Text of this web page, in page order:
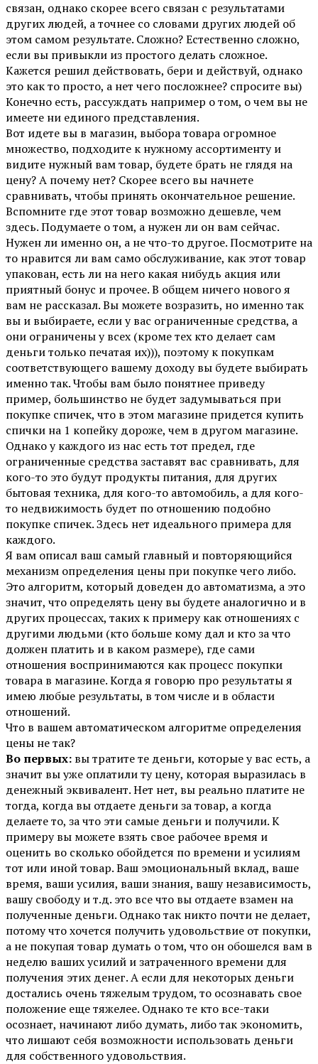
связан, однако скорее всего связан с результатами
других людей, а точнее со словами других людей об
этом самом результате. Сложно? Естественно сложно,
если вы привыкли из простого делать сложное.
Кажется решил действовать, бери и действуй, однако
это как то просто, а нет чего посложнее? спросите вы)
Конечно есть, рассуждать например о том, о чем вы не
имеете ни единого представления.
Вот идете вы в магазин, выбора товара огромное
множество, подходите к нужному ассортименту и
видите нужный вам товар, будете брать не глядя на
цену? А почему нет? Скорее всего вы начнете
сравнивать, чтобы принять окончательное решение.
Вспомните где этот товар возможно дешевле, чем
здесь. Подумаете о том, а нужен ли он вам сейчас.
Нужен ли именно он, а не что-то другое. Посмотрите на
то нравится ли вам само обслуживание, как этот товар
упакован, есть ли на него какая нибудь акция или
приятный бонус и прочее. В общем ничего нового я
вам не рассказал. Вы можете возразить, но именно так
вы и выбираете, если у вас ограниченные средства, а
они ограничены у всех (кроме тех кто делает сам
деньги только печатая их))), поэтому к покупкам
соответствующего вашему доходу вы будете выбирать
именно так. Чтобы вам было понятнее приведу
пример, большинство не будет задумываться при
покупке спичек, что в этом магазине придется купить
спички на 1 копейку дороже, чем в другом магазине.
Однако у каждого из нас есть тот предел, где
ограниченные средства заставят вас сравнивать, для
кого-то это будут продукты питания, для других
бытовая техника, для кого-то автомобиль, а для кого-
то недвижимость будет по отношению подобно
покупке спичек. Здесь нет идеального примера для
каждого.
Я вам описал ваш самый главный и повторяющийся
механизм определения цены при покупке чего либо.
Это алгоритм, который доведен до автоматизма, а это
значит, что определять цену вы будете аналогично и в
других процессах, таких к примеру как отношениях с
другими людьми (кто больше кому дал и кто за что
должен платить и в каком размере), где сами
отношения воспринимаются как процесс покупки
товара в магазине. Когда я говорю про результаты я
имею любые результаты, в том числе и в области
отношений.
Что в вашем автоматическом алгоритме определения
цены не так?
Во первых: вы тратите те деньги, которые у вас есть, а
значит вы уже оплатили ту цену, которая выразилась в
денежный эквивалент. Нет нет, вы реально платите не
тогда, когда вы отдаете деньги за товар, а когда
делаете то, за что эти самые деньги и получили. К
примеру вы можете взять свое рабочее время и
оценить во сколько обойдется по времени и усилиям
тот или иной товар. Ваш эмоциональный вклад, ваше
время, ваши усилия, ваши знания, вашу независимость,
вашу свободу и т.д. это все что вы отдаете взамен на
полученные деньги. Однако так никто почти не делает,
потому что хочется получить удовольствие от покупки,
а не покупая товар думать о том, что он обошелся вам в
неделю ваших усилий и затраченного времени для
получения этих денег. А если для некоторых деньги
достались очень тяжелым трудом, то осознавать свое
положение еще тяжелее. Однако те кто все-таки
осознает, начинают либо думать, либо так экономить,
что лишают себя возможности использовать деньги
для собственного удовольствия.